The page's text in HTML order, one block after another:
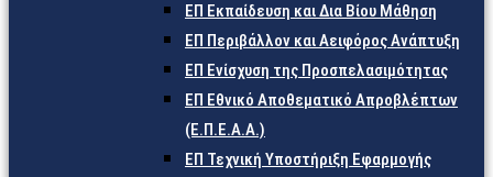
ΕΠ Εκπαίδευση και Δια Βίου Μάθηση
ΕΠ Περιβάλλον και Αειφόρος Ανάπτυξη
ΕΠ Ενίσχυση της Προσπελασιμότητας
ΕΠ Εθνικό Αποθεματικό Απροβλέπτων
(Ε.Π.Ε.Α.Α.)
ΕΠ Τεχνική Υποστήριξη Εφαρμογής